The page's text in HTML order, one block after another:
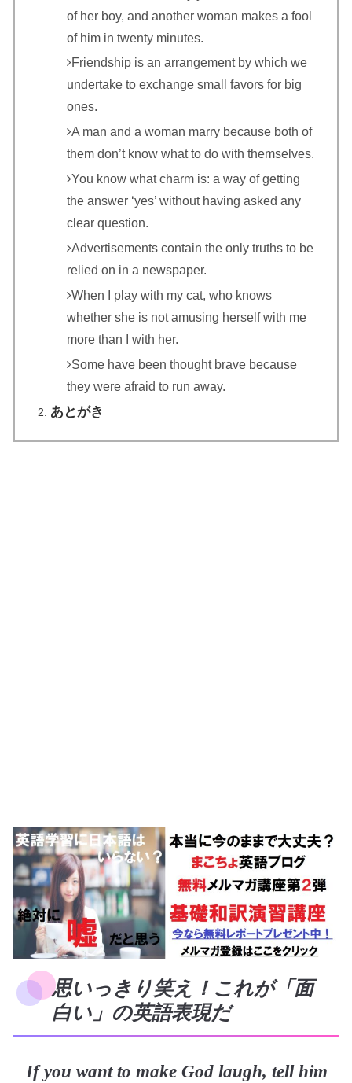
of her boy, and another woman makes a fool
of him in twenty minutes.
Friendship is an arrangement by which we
undertake to exchange small favors for big
ones.
A man and a woman marry because both of
them don’t know what to do with themselves.
You know what charm is: a way of getting
the answer ‘yes’ without having asked any
clear question.
Advertisements contain the only truths to be
relied on in a newspaper.
When I play with my cat, who knows
whether she is not amusing herself with me
more than I with her.
Some have been thought brave because
they were afraid to run away.
あとがき
思いっきり笑え！これが「面
白い」の英語表現だ
If you want to make God laugh, tell him